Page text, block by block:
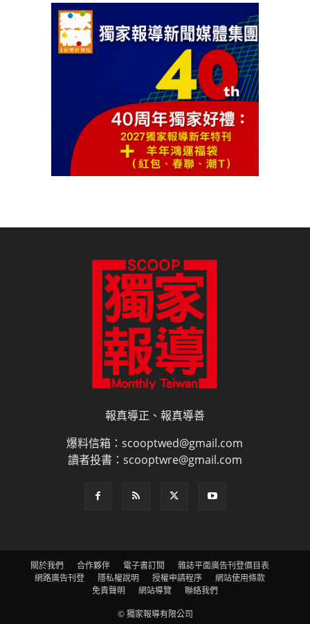
報真導正、報真導善
爆料信箱：scooptwed@gmail.com
讀者投書：scooptwre@gmail.com
關於我們 合作夥伴 電子書訂閱
雜誌平面廣告刊登價目表
網路廣告刊登
隱私權說明 授權申請程序
網站使用條款
免責聲明
網站導覽
聯絡我們
© 獨家報導有限公司